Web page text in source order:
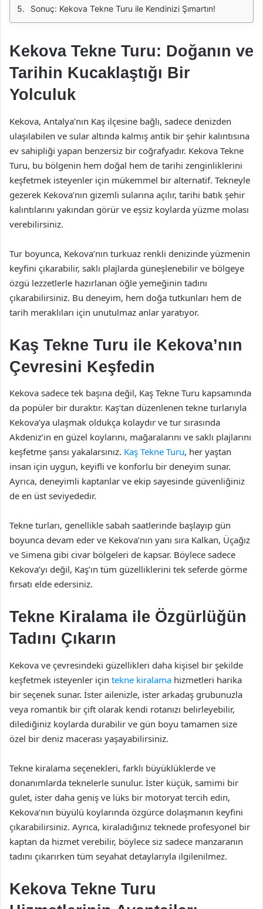
Sonuç: Kekova Tekne Turu ile Kendinizi Şımartın!
Kekova Tekne Turu: Doğanın ve
Tarihin Kucaklaştığı Bir
Yolculuk
Kekova, Antalya’nın Kaş ilçesine bağlı, sadece denizden
ulaşılabilen ve sular altında kalmış antik bir şehir kalıntısına
ev sahipliği yapan benzersiz bir coğrafyadır. Kekova Tekne
Turu, bu bölgenin hem doğal hem de tarihi zenginliklerini
keşfetmek isteyenler için mükemmel bir alternatif. Tekneyle
gezerek Kekova’nın gizemli sularına açılır, tarihi batık şehir
kalıntılarını yakından görür ve eşsiz koylarda yüzme molası
verebilirsiniz.
Tur boyunca, Kekova’nın turkuaz renkli denizinde yüzmenin
keyfini çıkarabilir, saklı plajlarda güneşlenebilir ve bölgeye
özgü lezzetlerle hazırlanan öğle yemeğinin tadını
çıkarabilirsiniz. Bu deneyim, hem doğa tutkunları hem de
tarih meraklıları için unutulmaz anlar yaratıyor.
Kaş Tekne Turu ile Kekova’nın
Çevresini Keşfedin
Kekova sadece tek başına değil, Kaş Tekne Turu kapsamında
da popüler bir duraktır. Kaş’tan düzenlenen tekne turlarıyla
Kekova’ya ulaşmak oldukça kolaydır ve tur sırasında
Akdeniz’in en güzel koylarını, mağaralarını ve saklı plajlarını
keşfetme şansı yakalarsınız. Kaş Tekne Turu, her yaştan
insan için uygun, keyifli ve konforlu bir deneyim sunar.
Ayrıca, deneyimli kaptanlar ve ekip sayesinde güvenliğiniz
de en üst seviyededir.
Tekne turları, genellikle sabah saatlerinde başlayıp gün
boyunca devam eder ve Kekova’nın yanı sıra Kalkan, Üçağız
ve Simena gibi civar bölgeleri de kapsar. Böylece sadece
Kekova’yı değil, Kaş’ın tüm güzelliklerini tek seferde görme
fırsatı elde edersiniz.
Tekne Kiralama ile Özgürlüğün
Tadını Çıkarın
Kekova ve çevresindeki güzellikleri daha kişisel bir şekilde
keşfetmek isteyenler için tekne kiralama hizmetleri harika
bir seçenek sunar. İster ailenizle, ister arkadaş grubunuzla
veya romantik bir çift olarak kendi rotanızı belirleyebilir,
dilediğiniz koylarda durabilir ve gün boyu tamamen size
özel bir deniz macerası yaşayabilirsiniz.
Tekne kiralama seçenekleri, farklı büyüklüklerde ve
donanımlarda teknelerle sunulur. İster küçük, samimi bir
gulet, ister daha geniş ve lüks bir motoryat tercih edin,
Kekova’nın büyülü koylarında özgürce dolaşmanın keyfini
çıkarabilirsiniz. Ayrıca, kiraladığınız teknede profesyonel bir
kaptan da hizmet verebilir, böylece siz sadece manzaranın
tadını çıkarırken tüm seyahat detaylarıyla ilgilenilmez.
Kekova Tekne Turu